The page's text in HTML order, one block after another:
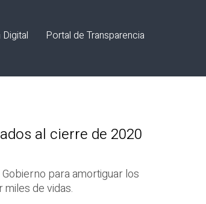
Portal de Transparencia
al cierre de 2020
para amortiguar los
de vidas.